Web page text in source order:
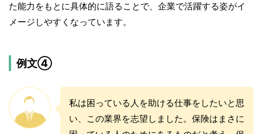
た能力をもとに具体的に語ることで、企業で活躍する姿がイ
メージしやすくなっています。
例文④
私は困っている人を助ける仕事をしたいと思
い、この業界を志望しました。保険はまさに